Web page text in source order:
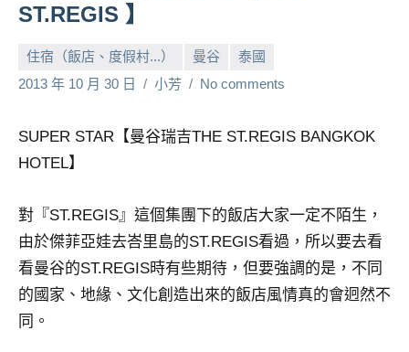
旅
節
目
News
金
號
節
班
底、
外
ST.REGIS 】
住宿（飯店、度假村...） 曼谷
泰國
2013 年 10 月 30 日
小芳 No comments
SUPER STAR【曼谷瑞吉THE ST.REGIS BANGKOK
HOTEL】
對『ST.REGIS』這個集團下的飯店大家一定不陌生，
由於傑菲亞娃去峇里島的ST.REGIS看過，所以要去看
看曼谷的ST.REGIS時有些期待，但要強調的是，不同
的國家、地緣、文化創造出來的飯店風情真的會迥然不
同。